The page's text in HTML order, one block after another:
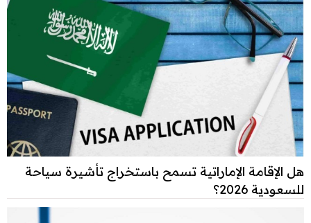
هل الإقامة الإماراتية تسمح باستخراج تأشيرة سياحة
للسعودية 2026؟